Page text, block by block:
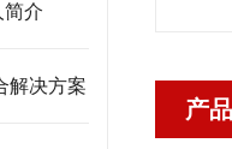
简介
解决方案
产